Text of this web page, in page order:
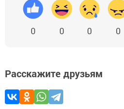
0 0 0 0
Расскажите друзьям